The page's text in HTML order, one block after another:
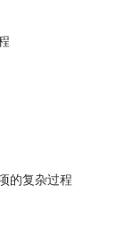
的复杂过程